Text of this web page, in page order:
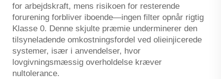
for arbejdskraft, mens risikoen for resterende
forurening forbliver iboende—ingen filter opnår rigtig
Klasse 0. Denne skjulte præmie underminerer den
tilsyneladende omkostningsfordel ved olieinjicerede
systemer, især i anvendelser, hvor
lovgivningsmæssig overholdelse kræver
nultolerance.